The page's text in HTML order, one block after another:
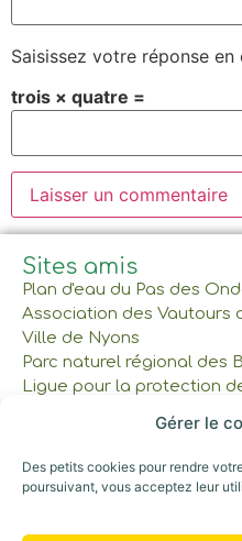
Gérer le
Des petits cookies pour rendre
poursuivant, vous acceptez leur
Saisissez votre réponse en
trois × quatre =
Sites amis
Plan d'eau du Pas des
Association des Vautours
Ville de Nyons
Parc naturel régional des
Ligue pour la protection
Réservations et tarifs
Nos cabanes et tente